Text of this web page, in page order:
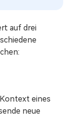
auf drei
eines
neue